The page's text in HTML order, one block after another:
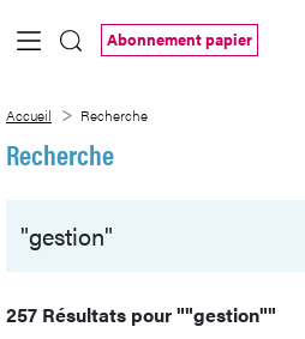
Saut au contenu principal
Abonnement papier
Accueil Recherche
Recherche
257 Résultats pour""gestion""